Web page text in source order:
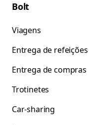
Bolt
Viagens
Entrega de refeições
Entrega de compras
Trotinetes
Car-sharing